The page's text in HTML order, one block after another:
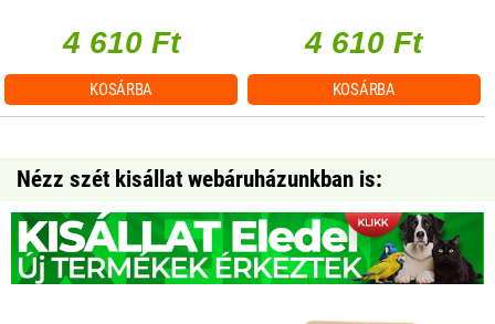
4 610 Ft
KOSÁRBA
4 610 Ft
KOSÁRBA
Nézz szét kisállat webáruházunkban is: